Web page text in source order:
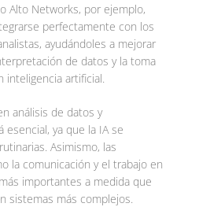
Alto Networks, por ejemplo,
perfectamente con los
ayudándoles a mejorar
de datos y la toma
inteligencia artificial.
análisis de datos y
ya que la IA se
Asimismo, las
la comunicación y el trabajo en
importantes a medida que
sistemas más complejos.